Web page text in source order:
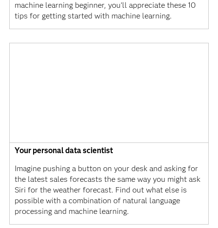
machine learning beginner, you’ll appreciate these 10
tips for getting started with machine learning.
Your personal data scientist
Imagine pushing a button on your desk and asking for
the latest sales forecasts the same way you might ask
Siri for the weather forecast. Find out what else is
possible with a combination of natural language
processing and machine learning.